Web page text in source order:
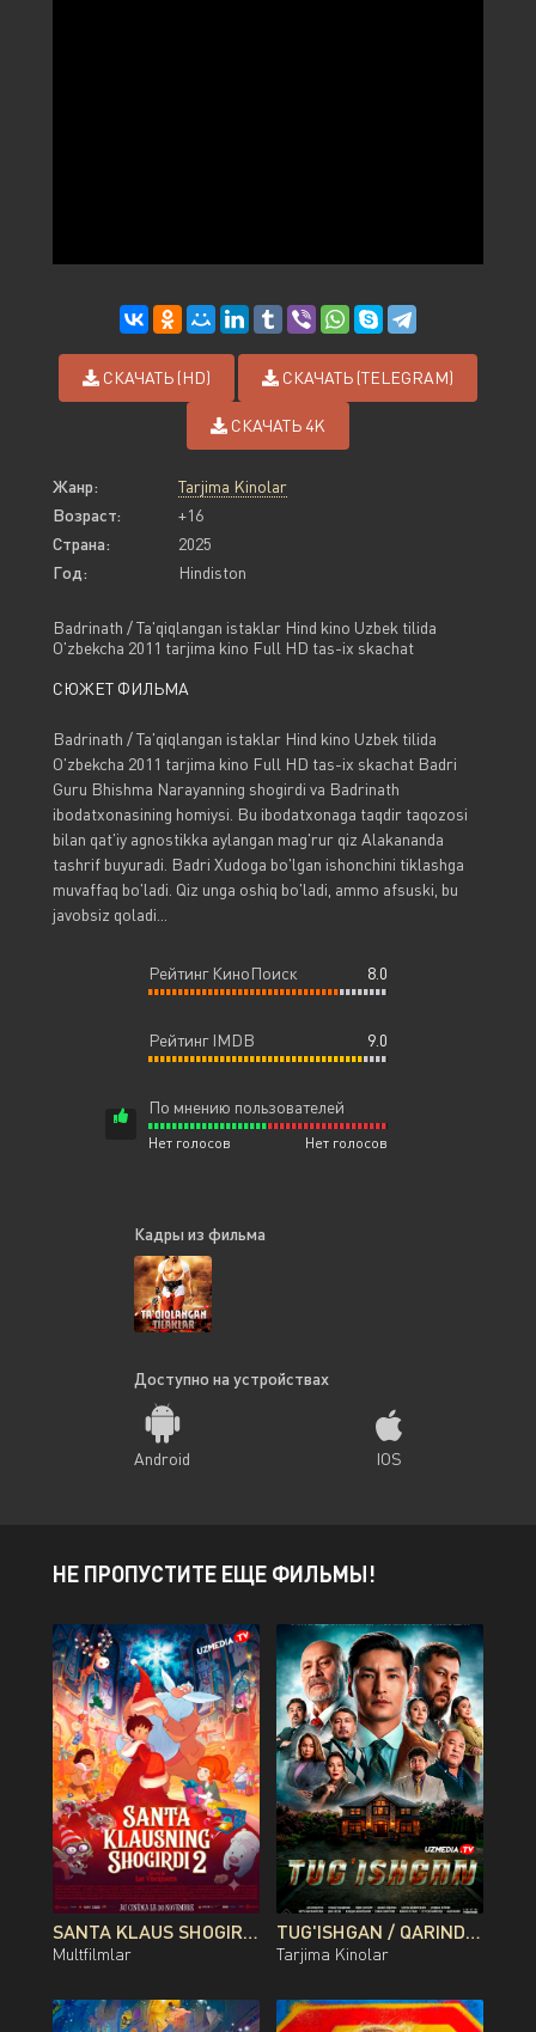
СКАЧАТЬ (HD) СКАЧАТЬ (TELEGRAM)
СКАЧАТЬ 4K
Жанр:
Tarjima Kinolar
Возраст:
+16
Страна:
2025
Год:
Hindiston
Badrinath / Ta'qiqlangan istaklar Hind kino Uzbek tilida
O'zbekcha 2011 tarjima kino Full HD tas-ix skachat
СЮЖЕТ ФИЛЬМА
Badrinath / Ta'qiqlangan istaklar Hind kino Uzbek tilida
O'zbekcha 2011 tarjima kino Full HD tas-ix skachat Badri
Guru Bhishma Narayanning shogirdi va Badrinath
ibodatxonasining homiysi. Bu ibodatxonaga taqdir taqozosi
bilan qat'iy agnostikka aylangan mag'rur qiz Alakananda
tashrif buyuradi. Badri Xudoga bo'lgan ishonchini tiklashga
muvaffaq bo'ladi. Qiz unga oshiq bo'ladi, ammo afsuski, bu
javobsiz qoladi...
Рейтинг КиноПоиск 8.0
Рейтинг IMDB 9.0
По мнению пользователей
Нет голосов Нет голосов
Кадры из фильма
Доступно на устройствах
Android IOS
НЕ ПРОПУСТИТЕ ЕЩЕ ФИЛЬМЫ!
SANTA KLAUS SHOGIRDI 2 MULTFILM UZBEK TILIDA O'ZBEKCHA 2013 TARJIMA KINO FULL HD TAS-IX SKACHAT
Multfilmlar
TUG'ISHGAN / QARINDOSH / QONDOSH / OG'AYNI QOZOG'ISTON FILMI UZBEK TILIDA O'ZBEKCHA 2026 TARJIMA KINO FULL HD TAS-IX SKACHAT
Tarjima Kinolar